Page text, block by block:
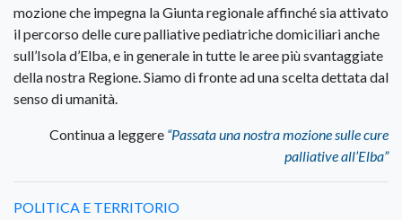
mozione che impegna la Giunta regionale affinché sia attivato
il percorso delle cure palliative pediatriche domiciliari anche
sull’Isola d’Elba, e in generale in tutte le aree più svantaggiate
della nostra Regione. Siamo di fronte ad una scelta dettata dal
senso di umanità.
Continua a leggere “Passata una nostra mozione sulle cure
palliative all’Elba”
POLITICA E TERRITORIO